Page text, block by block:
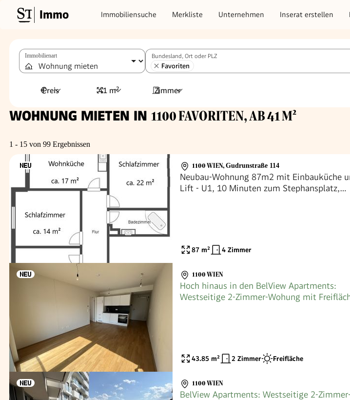
Immo Immobiliensuche Merkliste Unternehmen Inserat erstellen
Immobilienart Bundesland, Ort oder PLZ
Favoriten
Preis 41 m² Zimmer
WOHNUNG MIETEN IN 1100 FAVORITEN, AB 41 M²
1 - 15 von 99 Ergebnissen
1100 WIEN, Gudrunstraße 114
Neubau-Wohnung 87m2 mit Einbauküche
Lift - U1, 10 Minuten zum Stephansplatz,
87 m² 4 Zimmer
1100 WIEN
Hoch hinaus in den BelView Apartments:
Westseitige 2-Zimmer-Wohung mit
43.85 m² 2 Zimmer Freifläche
1100 WIEN
BelView Apartments: Westseitige 2-Zimmer-